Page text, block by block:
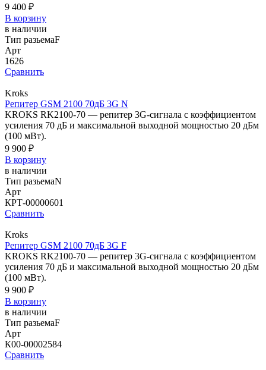
9 400 ₽
В корзину
в наличии
Тип разьемаF
Арт
1626
Сравнить
Kroks
Репитер GSM 2100 70дБ 3G N
KROKS RK2100-70 — репитер 3G-сигнала с коэффициентом
усиления 70 дБ и максимальной выходной мощностью 20 дБм
(100 мВт).
9 900 ₽
В корзину
в наличии
Тип разьемаN
Арт
КРТ-00000601
Сравнить
Kroks
Репитер GSM 2100 70дБ 3G F
KROKS RK2100-70 — репитер 3G-сигнала с коэффициентом
усиления 70 дБ и максимальной выходной мощностью 20 дБм
(100 мВт).
9 900 ₽
В корзину
в наличии
Тип разьемаF
Арт
К00-00002584
Сравнить